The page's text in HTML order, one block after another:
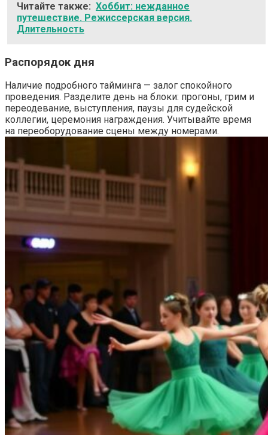
Читайте также: Хоббит: нежданное
путешествие. Режиссерская версия.
Длительность
Распорядок дня
Наличие подробного тайминга — залог спокойного
проведения. Разделите день на блоки: прогоны, грим и
переодевание, выступления, паузы для судейской
коллегии, церемония награждения. Учитывайте время
на переоборудование сцены между номерами.